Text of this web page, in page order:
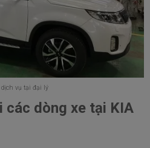
dịch vụ tại đại lý
các dòng xe tại KIA